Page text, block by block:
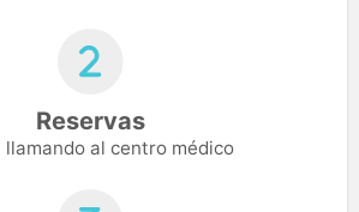
Reservas
al centro médico